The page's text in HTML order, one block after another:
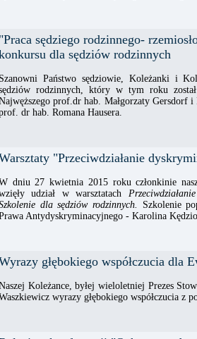
"Praca sędziego rodzinnego-
dla sędziów rodzinnych
Szanowni Państwo sędziowie, Koleżanki i
rodzinnych, który w tym roku
prof.dr hab. Małgorzaty Gersdorf
dr hab. Romana Hausera.
"Przeciwdziałanie
dniu 27 kwietnia 2015 roku członkinie
udział w warsztatach
dla sędziów rodzinnych.
Szkolenie
Antydyskryminacyjnego - Karolina
głębokiego współczucia dla
Koleżance, byłej wieloletniej Prezes
wyrazy głębokiego współczucia z